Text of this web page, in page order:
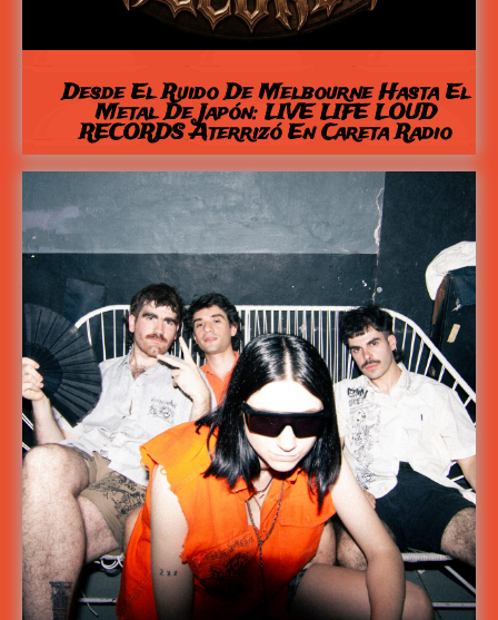
Desde El Ruido De Melbourne Hasta El
Metal De Japón: LIVE LIFE LOUD
RECORDS Aterrizó En Careta Radio